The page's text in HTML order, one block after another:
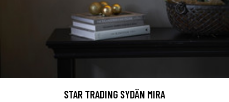
STAR TRADING SYDÄN MIRA